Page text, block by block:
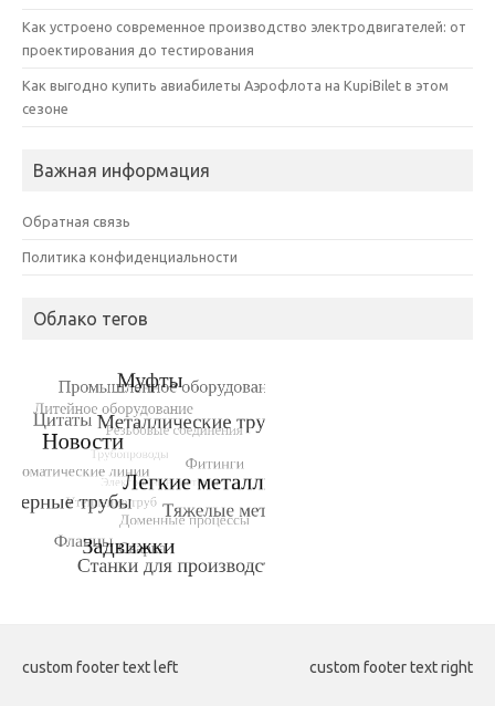
Как устроено современное производство электродвигателей: от
проектирования до тестирования
Как выгодно купить авиабилеты Аэрофлота на KupiBilet в этом
сезоне
Важная информация
Обратная связь
Политика конфиденциальности
Облако тегов
custom footer text left custom footer text right